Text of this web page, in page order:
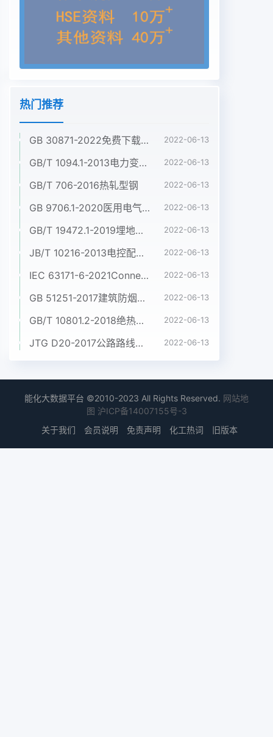
热门推荐
GB 30871-2022免费下载危险化学品企业特殊作业安全规范 2022-06-13
GB/T 1094.1-2013电力变压器 第1部分:总则 2022-06-13
GB/T 706-2016热轧型钢 2022-06-13
GB 9706.1-2020医用电气设备 第1部分:基本安全和基本性能的通用要求 2022-06-13
GB/T 19472.1-2019埋地用聚乙烯(PE)结构壁管道系统 第1部分:聚乙烯双壁波纹管材 2022-06-13
JB/T 10216-2013电控配电用电缆桥架 2022-06-13
IEC 63171-6-2021Connectors for electrical and electronic equipment - Part 6: Detail specification for 2-way and 4-way (data/power), shielded, free and fixed connectors for power and data transmission with frequencies up to 600 MHz 2022-06-13
GB 51251-2017建筑防烟排烟系统技术标准 2022-06-13
GB/T 10801.2-2018绝热用挤塑聚苯乙烯泡沫塑料(XPS) 2022-06-13
JTG D20-2017公路路线设计规范 2022-06-13
能化大数据平台 ©2010-2023 All Rights Reserved. 网站地
图 沪ICP备14007155号-3
关于我们
会员说明 免责声明 化工热词 旧版本